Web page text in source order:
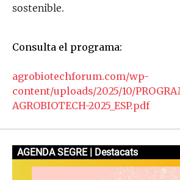
sostenible.
Consulta el programa:
agrobiotechforum.com/wp-
content/uploads/2025/10/
AGROBIOTECH-2025_ESP.pdf
AGENDA SEGRE | Destacats